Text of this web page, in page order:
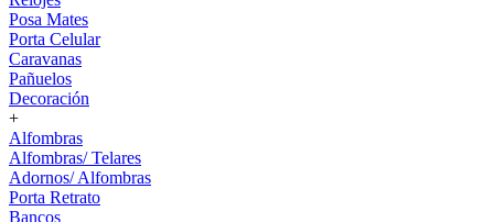
Posa Mates
Porta Celular
Caravanas
Pañuelos
Decoración
+
Alfombras
Alfombras/ Telares
Adornos/ Alfombras
Porta Retrato
Bancos